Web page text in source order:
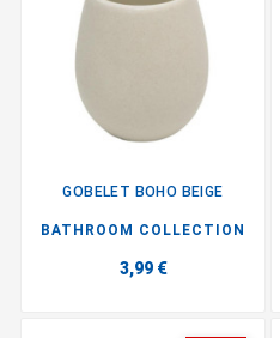
GOBELET BOHO BEIGE
BATHROOM COLLECTION
3,99 €